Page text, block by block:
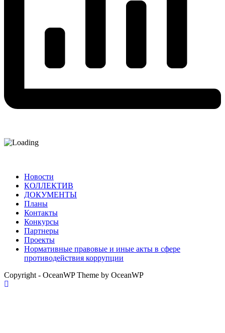
Новости
КОЛЛЕКТИВ
ДОКУМЕНТЫ
Планы
Контакты
Конкурсы
Партнеры
Проекты
Нормативные правовые и иные акты в сфере
противодействия коррупции
Copyright - OceanWP Theme by OceanWP